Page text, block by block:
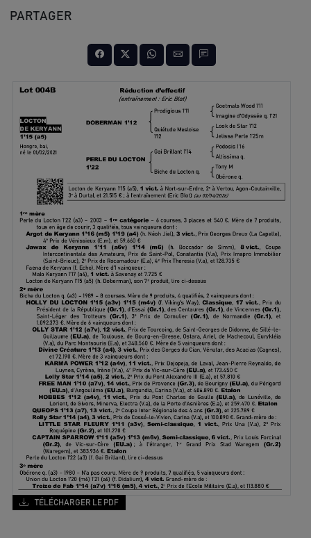
PARTAGER
TÉLÉCHARGER LE PDF